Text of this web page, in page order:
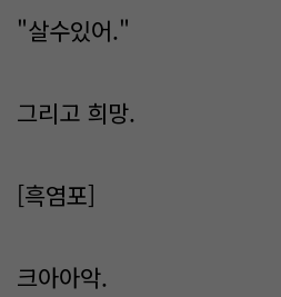
"살수있어."
그리고 희망.
[흑염포]
크아아악.